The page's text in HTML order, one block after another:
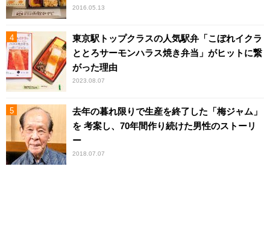
2016.05.13
東京駅トップクラスの人気駅弁「こぼれイクラ
ととろサーモンハラス焼き弁当」がヒットに繋
がった理由
2023.08.07
去年の暮れ限りで生産を終了した「梅ジャム」
を 考案し、70年間作り続けた男性のストーリ
ー
2018.07.07